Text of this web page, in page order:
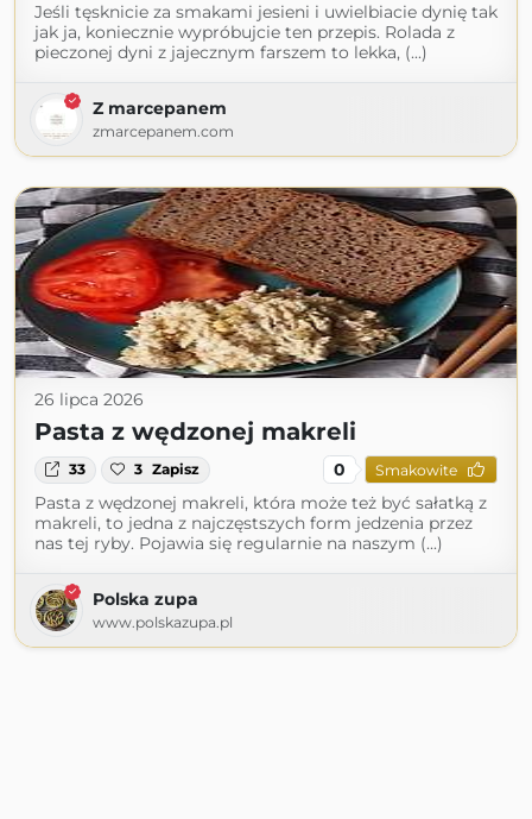
Jeśli tęsknicie za smakami jesieni i uwielbiacie dynię tak
jak ja, koniecznie wypróbujcie ten przepis. Rolada z
pieczonej dyni z jajecznym farszem to lekka, (...)
Z marcepanem
zmarcepanem.com
26 lipca 2026
Pasta z wędzonej makreli
33 3 Zapisz 0 Smakowite
Pasta z wędzonej makreli, która może też być sałatką z
makreli, to jedna z najczęstszych form jedzenia przez
nas tej ryby. Pojawia się regularnie na naszym (...)
Polska zupa
www.polskazupa.pl